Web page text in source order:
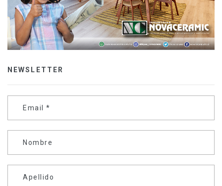
NEWSLETTER
Email *
Nombre
Apellido